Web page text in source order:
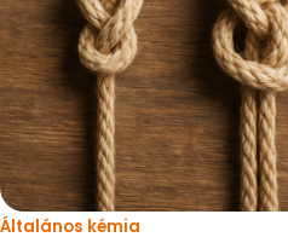
Általános kémia